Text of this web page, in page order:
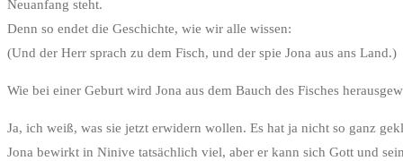
Neuanfang steht.
Denn so endet die Geschichte, wie wir alle wissen:
(Und der Herr sprach zu dem Fisch, und der spie Jona aus ans Land.)
Wie bei einer Geburt wird Jona aus dem Bauch des Fisches
Ja, ich weiß, was sie jetzt erwidern wollen. Es hat ja nicht so ganz
Jona bewirkt in Ninive tatsächlich viel, aber er kann sich Gott und